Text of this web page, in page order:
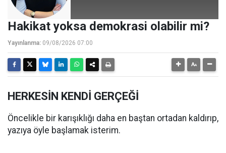
Hakikat yoksa demokrasi olabilir mi?
Yayınlanma: 09/08/2026 07:00
HERKESİN KENDİ GERÇEĞİ
Öncelikle bir karışıklığı daha en baştan ortadan kaldırıp,
yazıya öyle başlamak isterim.